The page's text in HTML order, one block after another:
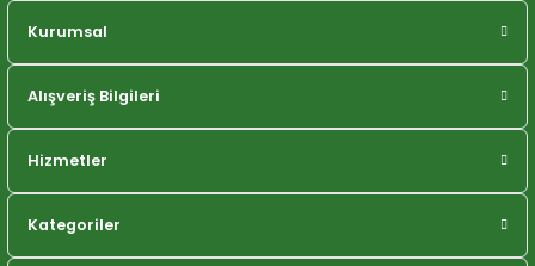
Kurumsal
Alışveriş Bilgileri
Hizmetler
Kategoriler